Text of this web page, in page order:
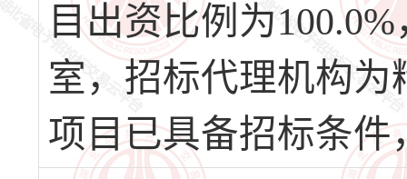
目出资比例为
室，招标代理机构
项目已具备招标条